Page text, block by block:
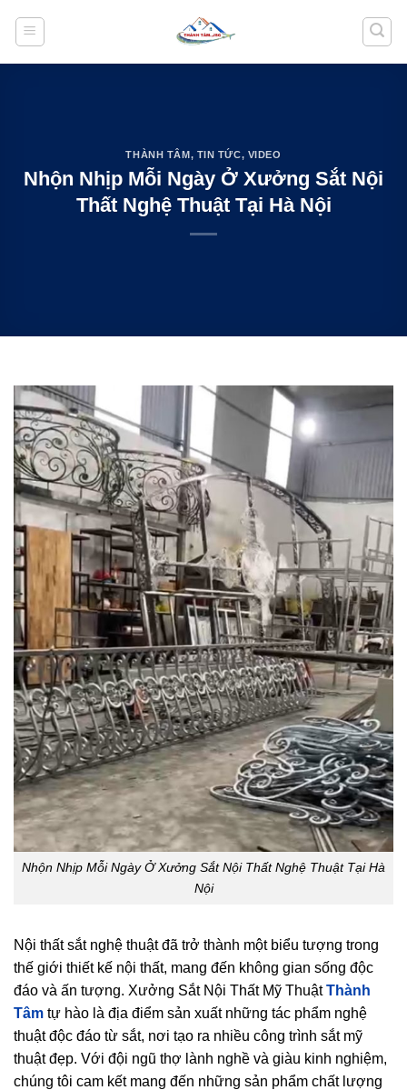
THÀNH TÂM , TIN TỨC, VIDEO
Nhộn Nhịp Mỗi Ngày Ở Xưởng Sắt Nội
Thất Nghệ Thuật Tại Hà Nội
Nhộn Nhịp Mỗi Ngày Ở Xưởng Sắt Nội Thất Nghệ Thuật Tại Hà
Nội
Nội thất sắt nghệ thuật đã trở thành một biểu tượng trong
thế giới thiết kế nội thất, mang đến không gian sống độc
đáo và ấn tượng. Xưởng Sắt Nội Thất Mỹ ThuậtThành
Tâm tự hào là địa điểm sản xuất những tác phẩm nghệ
thuật độc đáo từ sắt, nơi tạo ra nhiều công trình sắt mỹ
thuật đẹp. Với đội ngũ thợ lành nghề và giàu kinh nghiệm,
chúng tôi cam kết mang đến những sản phẩm chất lượng